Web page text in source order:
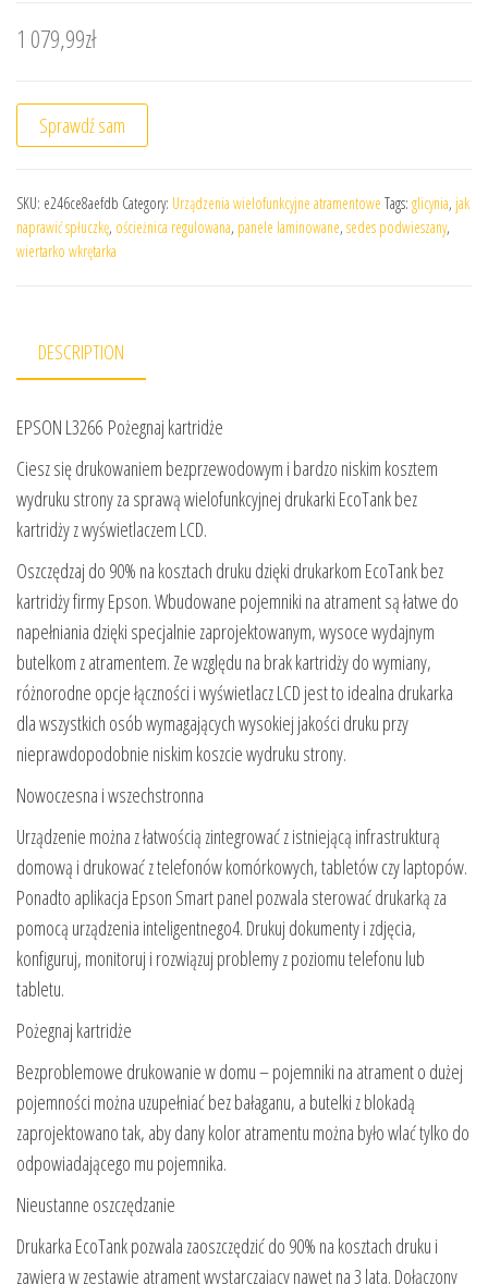
1 079,99zł
Sprawdź sam
SKU: e246ce8aefdb Category: Urządzenia wielofunkcyjne atramentowe Tags: glicynia, jak
naprawić spłuczkę, ościeżnica regulowana, panele laminowane, sedes podwieszany,
wiertarko wkrętarka
DESCRIPTION
EPSON L3266 Pożegnaj kartridże
Ciesz się drukowaniem bezprzewodowym i bardzo niskim kosztem
wydruku strony za sprawą wielofunkcyjnej drukarki EcoTank bez
kartridży z wyświetlaczem LCD.
Oszczędzaj do 90% na kosztach druku dzięki drukarkom EcoTank bez
kartridży firmy Epson. Wbudowane pojemniki na atrament są łatwe do
napełniania dzięki specjalnie zaprojektowanym, wysoce wydajnym
butelkom z atramentem. Ze względu na brak kartridży do wymiany,
różnorodne opcje łączności i wyświetlacz LCD jest to idealna drukarka
dla wszystkich osób wymagających wysokiej jakości druku przy
nieprawdopodobnie niskim koszcie wydruku strony.
Nowoczesna i wszechstronna
Urządzenie można z łatwością zintegrować z istniejącą infrastrukturą
domową i drukować z telefonów komórkowych, tabletów czy laptopów.
Ponadto aplikacja Epson Smart panel pozwala sterować drukarką za
pomocą urządzenia inteligentnego4. Drukuj dokumenty i zdjęcia,
konfiguruj, monitoruj i rozwiązuj problemy z poziomu telefonu lub
tabletu.
Pożegnaj kartridże
Bezproblemowe drukowanie w domu – pojemniki na atrament o dużej
pojemności można uzupełniać bez bałaganu, a butelki z blokadą
zaprojektowano tak, aby dany kolor atramentu można było wlać tylko do
odpowiadającego mu pojemnika.
Nieustanne oszczędzanie
Drukarka EcoTank pozwala zaoszczędzić do 90% na kosztach druku i
zawiera w zestawie atrament wystarczający nawet na 3 lata. Dołączony